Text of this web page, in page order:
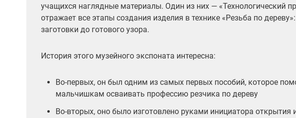
учащихся наглядные материалы. Один из них — «Технологический
отражает все этапы создания изделия в технике «Резьба по
заготовки до готового узора.
История этого музейного экспоната интересна:
Во-первых, он был одним из самых первых пособий, которое
мальчишкам осваивать профессию резчика по дереву
Во-вторых, оно было изготовлено руками инициатора открытия